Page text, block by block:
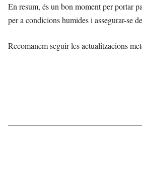
En resum, és un bon moment per portar
per a condicions humides i assegurar-se
Recomanem seguir les actualitzacions